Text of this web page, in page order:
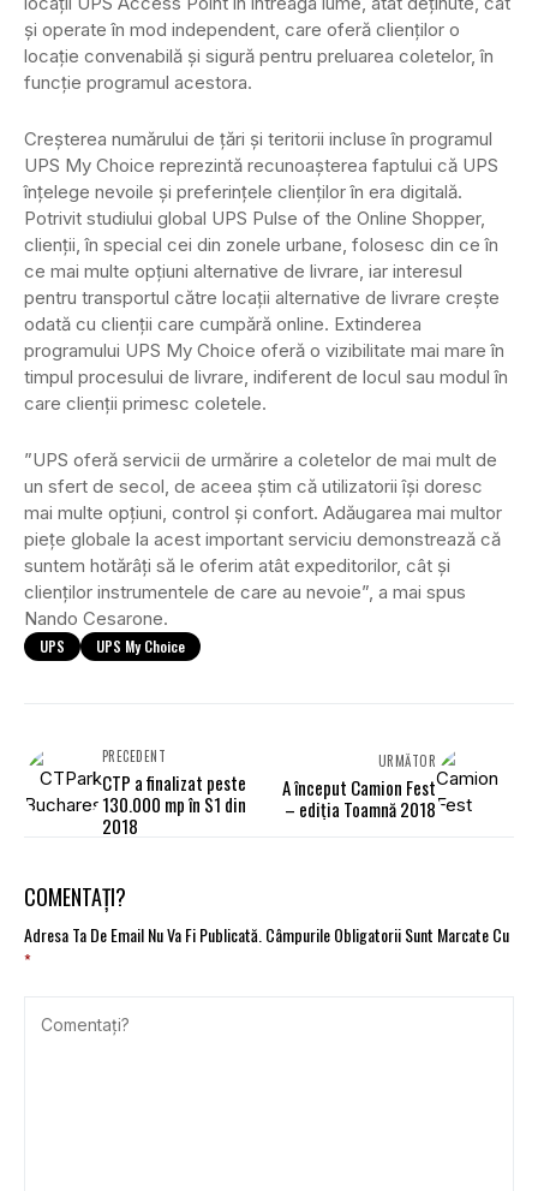
și operate în mod independent, care oferă clienților o
locație convenabilă și sigură pentru preluarea coletelor, în
funcție programul acestora.
Creșterea numărului de țări și teritorii incluse în programul
UPS My Choice reprezintă recunoașterea faptului că UPS
înțelege nevoile și preferințele clienților în era digitală.
Potrivit studiului global UPS Pulse of the Online Shopper,
clienții, în special cei din zonele urbane, folosesc din ce în
ce mai multe opțiuni alternative de livrare, iar interesul
pentru transportul către locații alternative de livrare crește
odată cu clienții care cumpără online. Extinderea
programului UPS My Choice oferă o vizibilitate mai mare în
timpul procesului de livrare, indiferent de locul sau modul în
care clienții primesc coletele.
”UPS oferă servicii de urmărire a coletelor de mai mult de
un sfert de secol, de aceea știm că utilizatorii își doresc
mai multe opțiuni, control și confort. Adăugarea mai multor
piețe globale la acest important serviciu demonstrează că
suntem hotărâți să le oferim atât expeditorilor, cât și
clienților instrumentele de care au nevoie”, a mai spus
Nando Cesarone.
UPS UPS My Choice
PRECEDENT
CTP a finalizat peste
130.000 mp în S1 din
2018
URMĂTOR
A început Camion Fest
– ediția Toamnă 2018
COMENTAȚI?
Adresa Ta De Email Nu Va Fi Publicată. Câmpurile Obligatorii Sunt Marcate Cu
*